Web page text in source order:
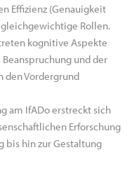
Effizienz (Genauigkeit
Rollen.
kognitive Aspekte
und der
den Vordergrund
am IfADo erstreckt sich
Erforschung
bis hin zur Gestaltung